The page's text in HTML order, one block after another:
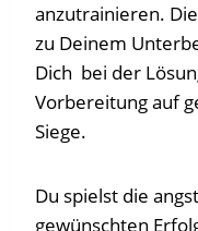
anzutrainieren.
zu Deinem
Dich bei der
Vorbereitung auf
Siege.
Du spielst die
gewünschten